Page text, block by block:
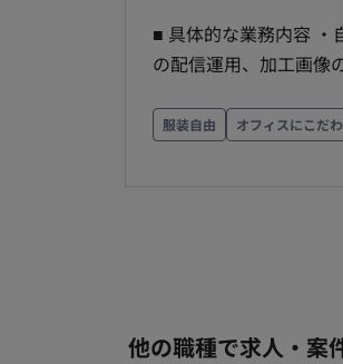
面、広告管理画面、チャットツール ■開発フェーズと予定 運
び改善） ■案件の魅力 SNS、広告、事務、ディレクションと幅広いスキルを実務で磨くことができ
ます。 大手サービスの裏側を支える、責任感とやりがいのある業務です。 リモートと出社のハイブ
リッドスタイルで、柔軟な働き方が可能です。 ■
■ 具体的な業務内容 ・自社ブランドのEC
の配信運用、加工画像のアップ、差し替え ・EC運
自社ライフスタイル
服装自由 オフィスにこだ
他の職種で求人・案